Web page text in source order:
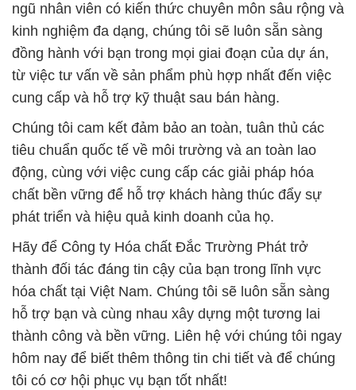
ngũ nhân viên có kiến thức chuyên môn sâu rộng và
kinh nghiệm đa dạng, chúng tôi sẽ luôn sẵn sàng
đồng hành với bạn trong mọi giai đoạn của dự án,
từ việc tư vấn về sản phẩm phù hợp nhất đến việc
cung cấp và hỗ trợ kỹ thuật sau bán hàng.
Chúng tôi cam kết đảm bảo an toàn, tuân thủ các
tiêu chuẩn quốc tế về môi trường và an toàn lao
động, cùng với việc cung cấp các giải pháp hóa
chất bền vững để hỗ trợ khách hàng thúc đẩy sự
phát triển và hiệu quả kinh doanh của họ.
Hãy để Công ty Hóa chất Đắc Trường Phát trở
thành đối tác đáng tin cậy của bạn trong lĩnh vực
hóa chất tại Việt Nam. Chúng tôi sẽ luôn sẵn sàng
hỗ trợ bạn và cùng nhau xây dựng một tương lai
thành công và bền vững. Liên hệ với chúng tôi ngay
hôm nay để biết thêm thông tin chi tiết và để chúng
tôi có cơ hội phục vụ bạn tốt nhất!